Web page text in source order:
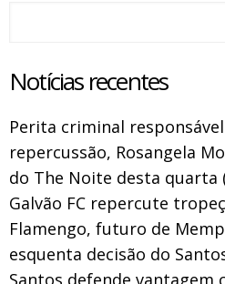
Notícias recentes
Perita criminal
repercussão, Rosangela
do The Noite desta quarta
Galvão FC repercute
Flamengo, futuro de
esquenta decisão do
Santos defende vantagem